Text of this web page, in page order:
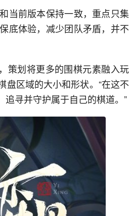
当前版本保持一致，重点只集
底体验，减少团队矛盾，并不
策划将更多的围棋元素融入玩
盘区域的大小和形状。“在这不
寻并守护属于自己的棋道。”